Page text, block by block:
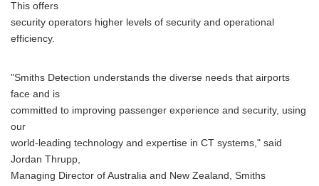
This offers
security operators higher levels of security and operational
efficiency.
"Smiths Detection understands the diverse needs that airports
face and is
committed to improving passenger experience and security, using
our
world-leading technology and expertise in CT systems," said
Jordan Thrupp,
Managing Director of Australia and New Zealand, Smiths